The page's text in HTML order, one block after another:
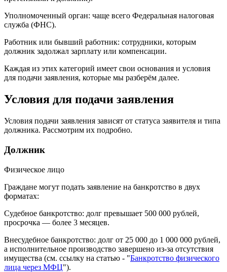
Уполномоченный орган: чаще всего Федеральная налоговая
служба (ФНС).
Работник или бывший работник: сотрудники, которым
должник задолжал зарплату или компенсации.
Каждая из этих категорий имеет свои основания и условия
для подачи заявления, которые мы разберём далее.
Условия для подачи заявления
Условия подачи заявления зависят от статуса заявителя и типа
должника. Рассмотрим их подробно.
Должник
Физическое лицо
Граждане могут подать заявление на банкротство в двух
форматах:
Судебное банкротство: долг превышает 500 000 рублей,
просрочка — более 3 месяцев.
Внесудебное банкротство: долг от 25 000 до 1 000 000 рублей,
а исполнительное производство завершено из-за отсутствия
имущества (см. ссылку на статью - "Банкротство физического
лица через МФЦ").